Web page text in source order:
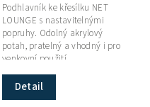
Detail
Podhlavník ke křesílku NET
LOUNGE s nastavitelnými
popruhy. Odolný akrylový
potah, pratelný a vhodný i pro
venkovní použití.